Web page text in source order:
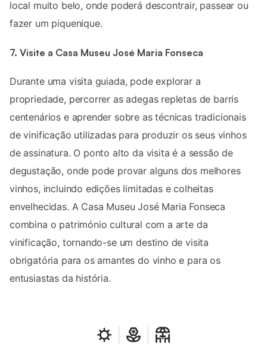
local muito belo, onde poderá descontrair, passear ou
fazer um piquenique.
7. Visite a Casa Museu José Maria Fonseca
Durante uma visita guiada, pode explorar a
propriedade, percorrer as adegas repletas de barris
centenários e aprender sobre as técnicas tradicionais
de vinificação utilizadas para produzir os seus vinhos
de assinatura. O ponto alto da visita é a sessão de
degustação, onde pode provar alguns dos melhores
vinhos, incluindo edições limitadas e colheitas
envelhecidas. A Casa Museu José Maria Fonseca
combina o património cultural com a arte da
vinificação, tornando-se um destino de visita
obrigatória para os amantes do vinho e para os
entusiastas da história.